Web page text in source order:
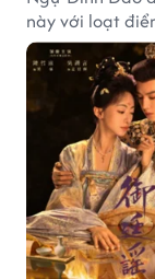
này với loạt